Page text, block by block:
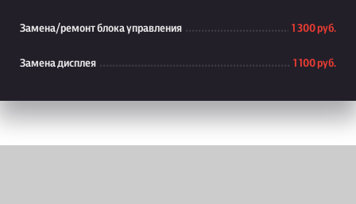
Замена/ремонт блока управления 1 300 руб.
Замена дисплея 1 100 руб.